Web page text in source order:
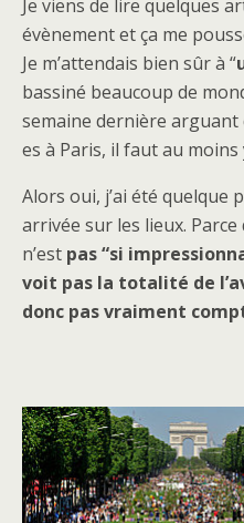
Je viens de lire quelques
évènement et ça me
Je m’attendais bien sûr à “
bassiné beaucoup de
semaine dernière arguant
es à Paris, il faut au moins
Alors oui, j’ai été quelque
arrivée sur les lieux.
n’est pas “si
voit pas la totalité de
donc pas vraiment